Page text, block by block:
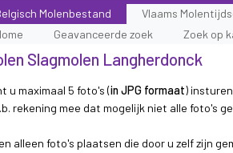
Molenbestand
Geavanceerde zoek Zoek op
Vlaams
Slagmolen Langherdonck
u maximaal 5 foto's (in JPG formaat)
rekening mee dat mogelijk niet alle foto's
alleen foto's plaatsen die door u zelf zijn